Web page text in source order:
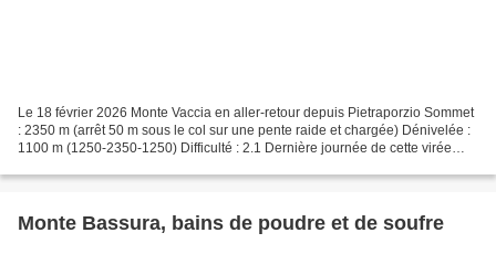
Le 18 février 2026 Monte Vaccia en aller-retour depuis Pietraporzio Sommet
: 2350 m (arrêt 50 m sous le col sur une pente raide et chargée) Dénivelée :
1100 m (1250-2350-1250) Difficulté : 2.1 Dernière journée de cette virée
Monte Bassura, bains de poudre et de soufre